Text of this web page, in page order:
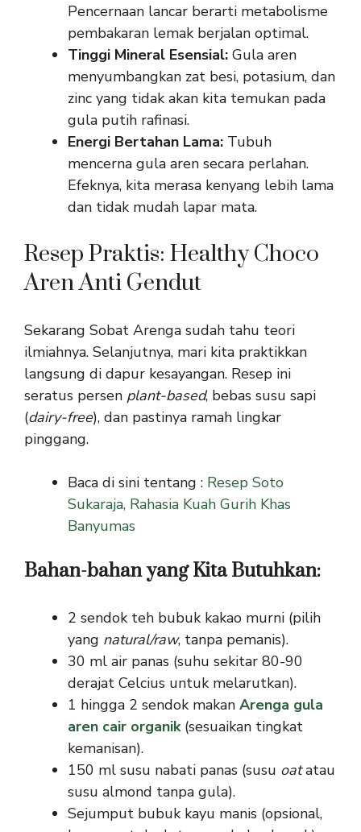
Pencernaan lancar berarti metabolisme
pembakaran lemak berjalan optimal.
Tinggi Mineral Esensial: Gula aren
menyumbangkan zat besi, potasium, dan
zinc yang tidak akan kita temukan pada
gula putih rafinasi.
Energi Bertahan Lama: Tubuh
mencerna gula aren secara perlahan.
Efeknya, kita merasa kenyang lebih lama
dan tidak mudah lapar mata.
Resep Praktis: Healthy Choco
Aren Anti Gendut
Sekarang Sobat Arenga sudah tahu teori
ilmiahnya. Selanjutnya, mari kita praktikkan
langsung di dapur kesayangan. Resep ini
seratus persen plant-based, bebas susu sapi
(dairy-free), dan pastinya ramah lingkar
pinggang.
Baca di sini tentang : Resep Soto
Sukaraja, Rahasia Kuah Gurih Khas
Banyumas
Bahan-bahan yang Kita Butuhkan:
2 sendok teh bubuk kakao murni (pilih
yang natural/raw, tanpa pemanis).
30 ml air panas (suhu sekitar 80-90
derajat Celcius untuk melarutkan).
1 hingga 2 sendok makan Arenga gula
aren cair organik(sesuaikan tingkat
kemanisan).
150 ml susu nabati panas (susu oatatau
susu almond tanpa gula).
Sejumput bubuk kayu manis (opsional,